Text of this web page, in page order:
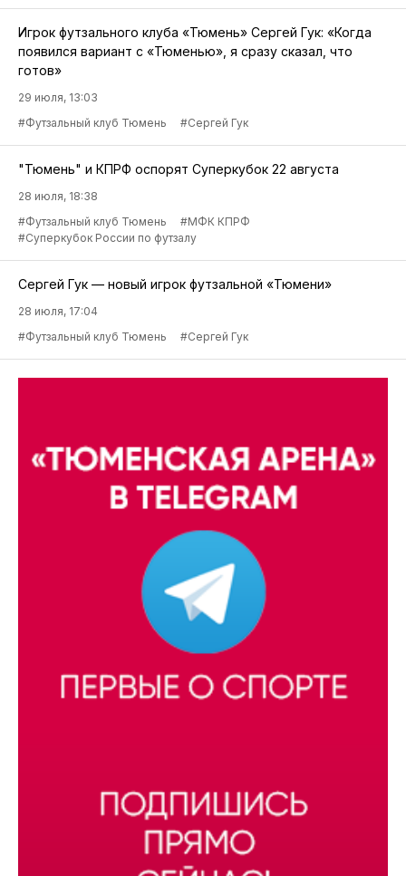
Игрок футзального клуба «Тюмень» Сергей Гук: «Когда
появился вариант с «Тюменью», я сразу сказал, что
готов»
29 июля, 13:03
#Футзальный клуб Тюмень
#Сергей Гук
"Тюмень" и КПРФ оспорят Суперкубок 22 августа
28 июля, 18:38
#Футзальный клуб Тюмень
#МФК КПРФ
#Суперкубок России по футзалу
Сергей Гук — новый игрок футзальной «Тюмени»
28 июля, 17:04
#Футзальный клуб Тюмень
#Сергей Гук